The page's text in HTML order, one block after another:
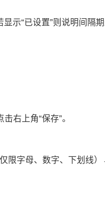
示“已设置”则说明间隔
右上角“保存”。
限字母、数字、下划线